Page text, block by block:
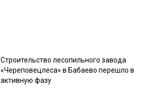
Строительство лесопильного завода
«Череповецлеса» в Бабаево перешло в
активную фазу